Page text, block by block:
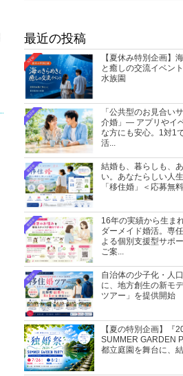
最近の投稿
【夏休み特別企画】
と癒しの交流イベン
水族園
「公共型のお見合い
介婚」― アプリやイ
な方にも安心。1対1
活...
結婚も、暮らしも、
い。あなたらしい人
「移住婚」＜応募無
16年の実績から生ま
ダーメイド婚活。専
よる個別支援型サポ
ご案...
自治体の少子化・人
に、地方創生の新モ
ツアー」を提供開始
【夏の特別企画】『
SUMMER GARDEN
都立庭園を舞台に、